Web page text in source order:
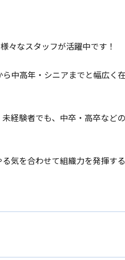
々なスタッフが活躍中です！
中高年・シニアまでと幅広く
経験者でも、中卒・高卒など
気を合わせて組織力を発揮す